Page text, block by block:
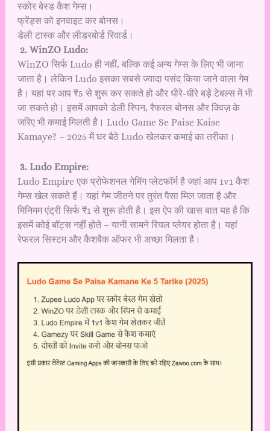
स्कोर बेस्ड कैश गेम्स।
फ्रेंड्स को इनवाइट कर बोनस।
डेली टास्क और लीडरबोर्ड रिवार्ड।
2. WinZO Ludo:
WinZO सिर्फ Ludo ही नहीं, बल्कि कई अन्य गेम्स के लिए भी जाना
जाता है। लेकिन Ludo इसका सबसे ज्यादा पसंद किया जाने वाला गेम
है। यहां पर आप ₹5 से शुरू कर सकते हो और धीरे-धीरे बड़े टेबल्स में भी
जा सकते हो। इसमें आपको डेली स्पिन, रैफरल बोनस और क्विज़ के
जरिए भी कमाई मिलती है। Ludo Game Se Paise Kaise
Kamaye? – 2025 में घर बैठे Ludo खेलकर कमाई का तरीका।
3. Ludo Empire:
Ludo Empire एक प्रोफेशनल गेमिंग प्लेटफॉर्म है जहां आप 1v1 कैश
गेम्स खेल सकते हैं। यहां गेम जीतने पर तुरंत पैसा मिल जाता है और
मिनिमम एंट्री सिर्फ ₹1 से शुरू होती है। इस ऐप की खास बात यह है कि
इसमें कोई बॉट्स नहीं होते – यानी सामने रियल प्लेयर होता है। यहां
रेफरल सिस्टम और कैशबैक ऑफर भी अच्छा मिलता है।